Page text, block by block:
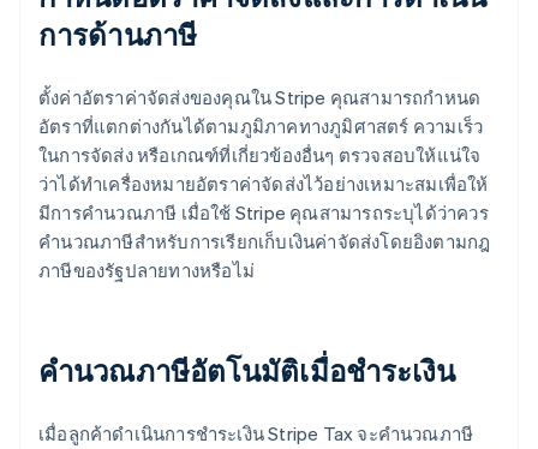
การด้านภาษี
ตั้งค่าอัตราค่าจัดส่งของคุณใน Stripe คุณสามารถกำหนด
อัตราที่แตกต่างกันได้ตามภูมิภาคทางภูมิศาสตร์ ความเร็ว
ในการจัดส่ง หรือเกณฑ์ที่เกี่ยวข้องอื่นๆ ตรวจสอบให้แน่ใจ
ว่าได้ทําเครื่องหมายอัตราค่าจัดส่งไว้อย่างเหมาะสมเพื่อให้
มีการคํานวณภาษี เมื่อใช้ Stripe คุณสามารถระบุได้ว่าควร
คํานวณภาษีสําหรับการเรียกเก็บเงินค่าจัดส่งโดยอิงตามกฎ
ภาษีของรัฐปลายทางหรือไม่
คํานวณภาษีอัตโนมัติเมื่อชําระเงิน
เมื่อลูกค้าดำเนินการชำระเงิน Stripe Tax จะคำนวณภาษี